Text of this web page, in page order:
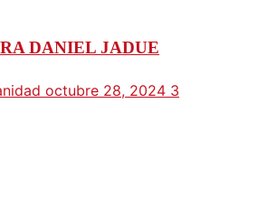
DANIEL JADUE
octubre 28, 2024 3